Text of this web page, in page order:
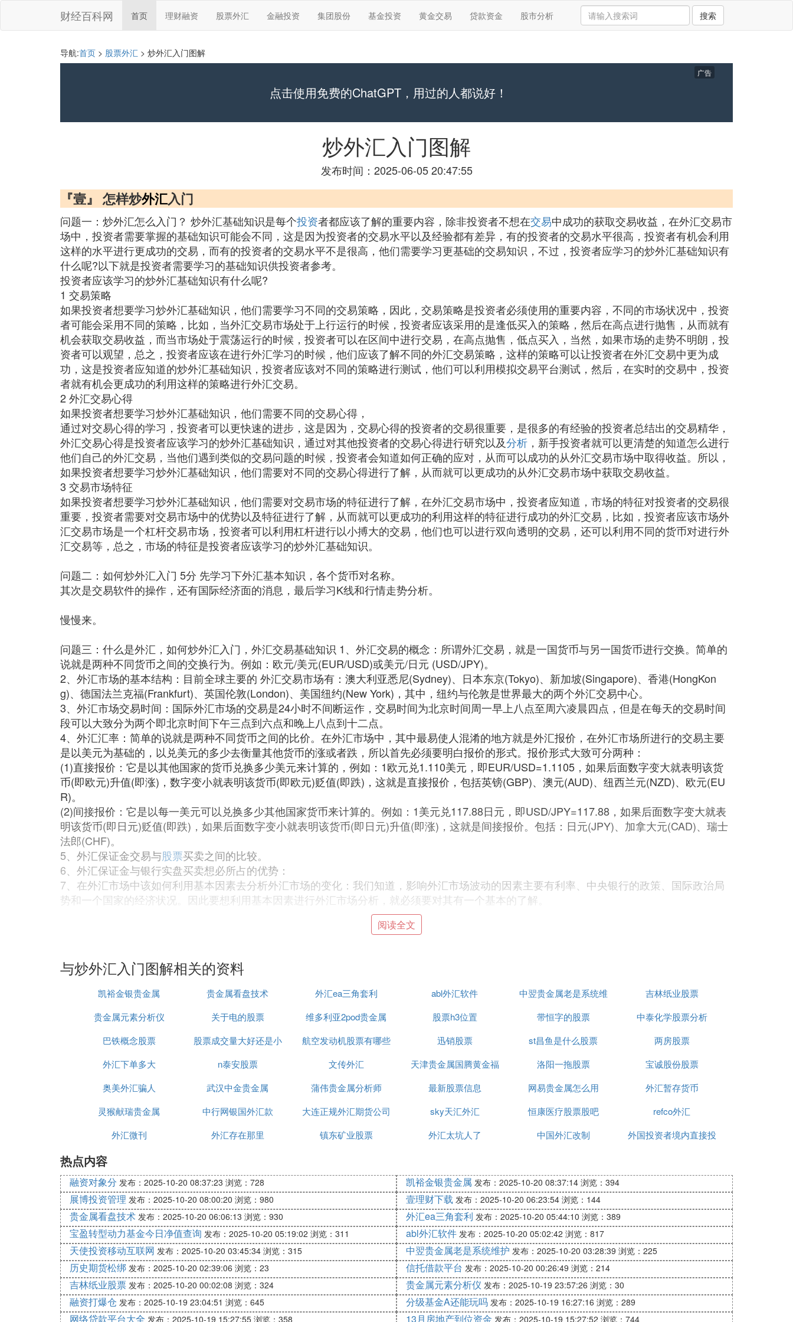
财经百科网 首页 理财融资 股票外汇 金融投资 集团股份 基金投资 黄金交易 贷款资金 股市分析 搜索
导航:首页 > 股票外汇 > 炒外汇入门图解
点击使用免费的ChatGPT，用过的人都说好！
广告
炒外汇入门图解
发布时间：2025-06-05 20:47:55
『壹』 怎样炒外汇入门
问题一：炒外汇怎么入门？ 炒外汇基础知识是每个投资者都应该了解的重要内容，除非投资者不想在交易中成功的获取交易收益，在外汇交易市
场中，投资者需要掌握的基础知识可能会不同，这是因为投资者的交易水平以及经验都有差异，有的投资者的交易水平很高，投资者有机会利用
这样的水平进行更成功的交易，而有的投资者的交易水平不是很高，他们需要学习更基础的交易知识，不过，投资者应学习的炒外汇基础知识有
什么呢?以下就是投资者需要学习的基础知识供投资者参考。
投资者应该学习的炒外汇基础知识有什么呢?
1 交易策略
如果投资者想要学习炒外汇基础知识，他们需要学习不同的交易策略，因此，交易策略是投资者必须使用的重要内容，不同的市场状况中，投资
者可能会采用不同的策略，比如，当外汇交易市场处于上行运行的时候，投资者应该采用的是逢低买入的策略，然后在高点进行抛售，从而就有
机会获取交易收益，而当市场处于震荡运行的时候，投资者可以在区间中进行交易，在高点抛售，低点买入，当然，如果市场的走势不明朗，投
资者可以观望，总之，投资者应该在进行外汇学习的时候，他们应该了解不同的外汇交易策略，这样的策略可以让投资者在外汇交易中更为成
功，这是投资者应知道的炒外汇基础知识，投资者应该对不同的策略进行测试，他们可以利用模拟交易平台测试，然后，在实时的交易中，投资
者就有机会更成功的利用这样的策略进行外汇交易。
2 外汇交易心得
如果投资者想要学习炒外汇基础知识，他们需要不同的交易心得，
通过对交易心得的学习，投资者可以更快速的进步，这是因为，交易心得的投资者的交易很重要，是很多的有经验的投资者总结出的交易精华，
外汇交易心得是投资者应该学习的炒外汇基础知识，通过对其他投资者的交易心得进行研究以及分析 ，新手投资者就可以更清楚的知道怎么进行
他们自己的外汇交易，当他们遇到类似的交易问题的时候，投资者会知道如何正确的应对，从而可以成功的从外汇交易市场中取得收益。所以，
如果投资者想要学习炒外汇基础知识，他们需要对不同的交易心得进行了解，从而就可以更成功的从外汇交易市场中获取交易收益。
3 交易市场特征
如果投资者想要学习炒外汇基础知识，他们需要对交易市场的特征进行了解，在外汇交易市场中，投资者应知道，市场的特征对投资者的交易很
重要，投资者需要对交易市场中的优势以及特征进行了解，从而就可以更成功的利用这样的特征进行成功的外汇交易，比如，投资者应该市场外
汇交易市场是一个杠杆交易市场，投资者可以利用杠杆进行以小搏大的交易，他们也可以进行双向透明的交易，还可以利用不同的货币对进行外
汇交易等，总之，市场的特征是投资者应该学习的炒外汇基础知识。
问题二：如何炒外汇入门 5分 先学习下外汇基本知识，各个货币对名称。
其次是交易软件的操作，还有国际经济面的消息，最后学习K线和行情走势分析。
慢慢来。
问题三：什么是外汇，如何炒外汇入门，外汇交易基础知识 1、外汇交易的概念：所谓外汇交易，就是一国货币与另一国货币进行交换。简单的
说就是两种不同货币之间的交换行为。例如：欧元/美元(EUR/USD)或美元/日元 (USD/JPY)。
2、外汇市场的基本结构：目前全球主要的 外汇交易市场有：澳大利亚悉尼(Sydney)、日本东京(Tokyo)、新加坡(Singapore)、香港(HongKon
g)、德国法兰克福(Frankfurt)、英国伦敦(London)、美国纽约(New York)，其中，纽约与伦敦是世界最大的两个外汇交易中心。
3、外汇市场交易时间：国际外汇市场的交易是24小时不间断运作，交易时间为北京时间周一早上八点至周六凌晨四点，但是在每天的交易时间
段可以大致分为两个即北京时间下午三点到六点和晚上八点到十二点。
4、外汇汇率：简单的说就是两种不同货币之间的比价。在外汇市场中，其中最易使人混淆的地方就是外汇报价，在外汇市场所进行的交易主要
是以美元为基础的，以兑美元的多少去衡量其他货币的涨或者跌，所以首先必须要明白报价的形式。报价形式大致可分两种：
(1)直接报价：它是以其他国家的货币兑换多少美元来计算的，例如：1欧元兑1.110美元，即EUR/USD=1.1105，如果后面数字变大就表明该货
币(即欧元)升值(即涨)，数字变小就表明该货币(即欧元)贬值(即跌)，这就是直接报价，包括英镑(GBP)、澳元(AUD)、纽西兰元(NZD)、欧元(EU
R)。
(2)间接报价：它是以每一美元可以兑换多少其他国家货币来计算的。例如：1美元兑117.88日元，即USD/JPY=117.88，如果后面数字变大就表
明该货币(即日元)贬值(即跌)，如果后面数字变小就表明该货币(即日元)升值(即涨)，这就是间接报价。包括：日元(JPY)、加拿大元(CAD)、瑞士
法郎(CHF)。
5、外汇保证金交易与股票买卖之间的比较。
6、外汇保证金与银行实盘买卖想必所占的优势：
7、在外汇市场中该如何利用基本因素去分析外汇市场的变化：我们知道，影响外汇市场波动的因素主要有利率、中央银行的政策、国际政治局
势和一个国家的经济状况。因此要想利用基本因素进行外汇市场分析，就必须要对其有一个基本的了解。
股市投资更优越的金融投资工具。其投资方向是全球外汇市场。由于汇价每日波
易、操做灵活，而且由于是全球性的市场，行情被个人或机构控制的机会很小，所以相对于股市来说更加透明和公平。 网上怎样炒外汇入门?很
多新手都有类似的问题， 不知道从何处下手。在这里就向大家介绍下炒外汇入门知识及入门步骤。 目前中国炒外汇的渠道主要分为两种，一种
是在国内银行开设的外汇实盘，另一种则是通过国外交易商在国内的代理机构直接在国外开户，炒外汇保证金。推荐阅读：《如何炒外汇保证金
以及外汇保证金的优缺点》。 由于外汇实盘的点差很大(可以理解为交易费用高)，没有杠杆等诸多因素，除汇率出现大幅波动外，一般的收益率
很难让人满意。外汇保证金业务由于其可以双向交易，既可以做多，也可以做空的，而且因为有杠杆比率，可以以小博大，因此受到众多的投资
务，主要是还没有做好这方面的准备。 那么对于中国的普通外汇持有人，如何参与到外汇保证金投资领域中去呢?主要可通过以下几个步骤来完
成。 一.了解外汇市场概况。明白外汇市场现状，并了解如何参与其中。通过本篇文章相信您应该会对如何进行外汇投资有一个基本的认识了。
知识的学习后，您就可以申请一个模拟账户进行模拟交易了，一方面可以为开设真实账户做准备，另一方面也可以考量一下自己究竟是否适合这
项投资。 四.开设真实的帐户交易。这一步很重要，选择一家好的交易商能使你省去很多的麻烦。同样道理，选择一个不好的交易商，甚至会威
胁到您的资金安全。推荐阅读：《炒外汇最好的公司有哪些》。
会比较长，建议如果操作交易的话，可以找个资深的分析师教你草操作，多年投资经验
问题六：炒外汇入门谁能教一下？外汇好做吗？ 外汇这个东西说好做也好做，但是刚开始入门的话，肯定是有一定难度的，建议你先下载一个嘉
盛MT4，然后先模拟，有什么不会的可以问问上面的投资顾问，这样对你好一些
问题七：外汇新手入门应该经历哪些过程呢？？ 炒外汇入门需要通过以下五个步骤：
1：不要过分相信自己的直觉，一句话不要看别人说什么，而是看市场在发生着什么
2：基础知识还是需要的,例如什么是标准手,什么是点差,什么是佣金,例如MACD、KDJ、移动平均线、黄金分割线等等。顶
3：保持好的心态 盈利很正常。(备注:你本人也需懂得一些基本的外汇知识.)
4：跟一些有经验的投资者多多交流，学习别人的交易方法，交易技巧，交易心得。
5：最后当然是多多学习黄金投资知识，充实自己,每天做好总结 ，俗话说实践是检验真理的唯一标准，唯有经过大量的实盘交易，才能真正的算
阅读全文
与炒外汇入门图解相关的资料
凯裕金银贵金属 贵金属看盘技术 外汇ea三角套利 abl外汇软件
中翌贵金属老是系统维
护
吉林纸业股票
贵金属元素分析仪
关于电的股票 维多利亚2pod贵金属 股票h3位置 带恒字的股票
中泰化学股票分析
巴铁概念股票
股票成交量大好还是小
好
航空发动机股票有哪些 迅销股票 st昌鱼是什么股票
两房股票
外汇下单多大
n泰安股票 文传外汇
天津贵金属国腾黄金福
州营业部电话
洛阳一拖股票
宝诚股份股票
奥美外汇骗人
武汉中金贵金属 蒲伟贵金属分析师 最新股票信息 网易贵金属怎么用
外汇暂存货币
灵猴献瑞贵金属
中行网银国外汇款 大连正规外汇期货公司 sky天汇外汇 恒康医疗股票股吧
refco外汇
外汇微刊
外汇存在那里 镇东矿业股票 外汇太坑人了 中国外汇改制
外国投资者境内直接投
热点内容
融资对象分 发布：2025-10-20 08:37:23 浏览：728 凯裕金银贵金属 发布：2025-10-20 08:37:14 浏览：394
展博投资管理 发布：2025-10-20 08:00:20 浏览：980 壹理财下载 发布：2025-10-20 06:23:54 浏览：144
贵金属看盘技术 发布：2025-10-20 06:06:13 浏览：930 外汇ea三角套利 发布：2025-10-20 05:44:10 浏览：389
宝盈转型动力基金今日净值查询 发布：2025-10-20 05:19:02 浏览：311 abl外汇软件 发布：2025-10-20 05:02:42 浏览：817
天使投资移动互联网 发布：2025-10-20 03:45:34 浏览：315 中翌贵金属老是系统维护 发布：2025-10-20 03:28:39 浏览：225
历史期货松绑 发布：2025-10-20 02:39:06 浏览：23 信托借款平台 发布：2025-10-20 00:26:49 浏览：214
吉林纸业股票 发布：2025-10-20 00:02:08 浏览：324 贵金属元素分析仪 发布：2025-10-19 23:57:26 浏览：30
融资打爆仓 发布：2025-10-19 23:04:51 浏览：645 分级基金A还能玩吗 发布：2025-10-19 16:27:16 浏览：289
网络贷款平台大全 发布：2025-10-19 15:27:55 浏览：358 13月房地产到位资金 发布：2025-10-19 15:27:52 浏览：744